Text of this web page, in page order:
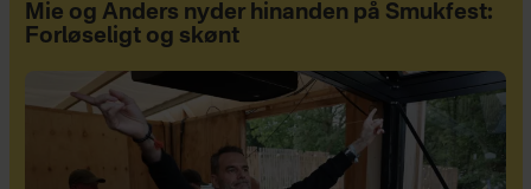
Mie og Anders nyder hinanden på Smukfest:
Forløseligt og skønt